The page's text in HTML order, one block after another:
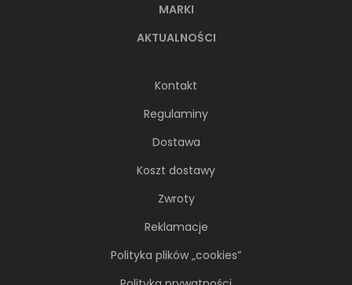
MARKI
AKTUALNOŚCI
Kontakt
Regulaminy
Dostawa
Koszt dostawy
Zwroty
Reklamacje
Polityka plików „cookies”